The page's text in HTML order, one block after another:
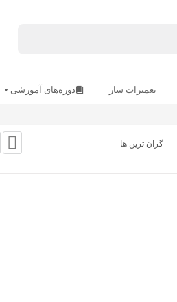
تعمیرات ساز دوره‌های آموزشی
گران ترین ها